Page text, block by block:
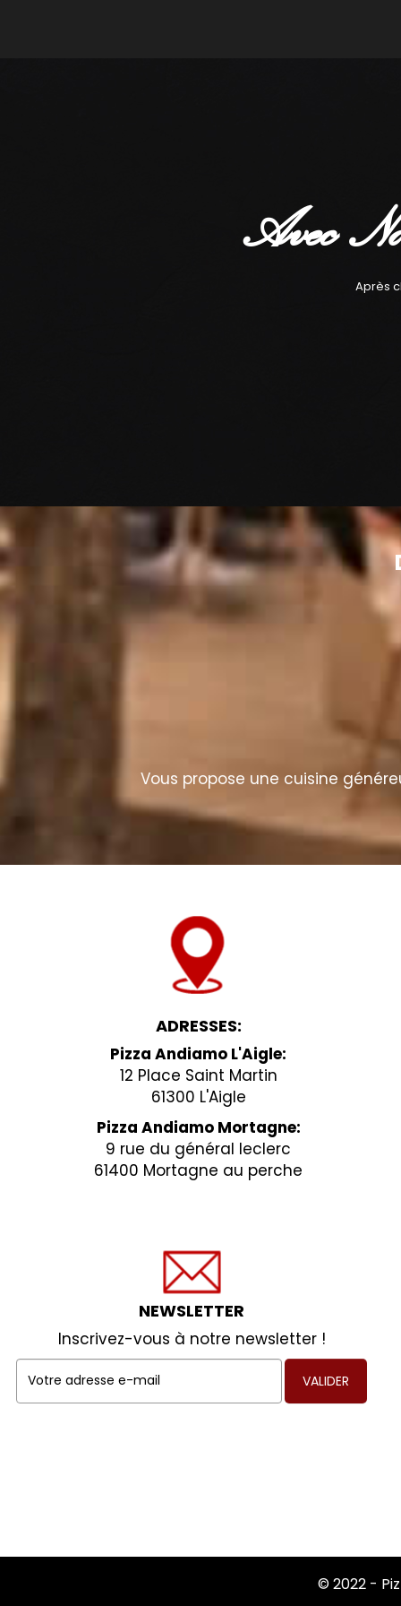
Avec
Après
Vous propose une cuisine
ADRESSES:
Pizza Andiamo L'Aigle:
12 Place Saint Martin
61300 L'Aigle
Pizza Andiamo Mortagne:
9 rue du général leclerc
61400 Mortagne au perche
NEWSLETTER
Inscrivez-vous à notre newsletter !
VALIDER
© 2022 -